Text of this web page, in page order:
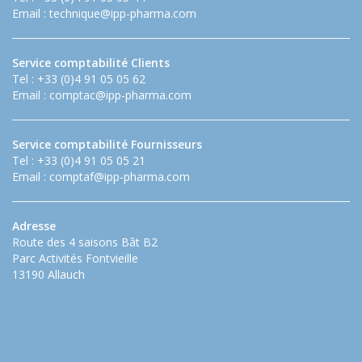
Email : technique@ipp-pharma.com
Service comptabilité Clients
Tel : +33 (0)4 91 05 05 62
Email : comptac@ipp-pharma.com
Service comptabilité Fournisseurs
Tel : +33 (0)4 91 05 05 21
Email : comptaf@ipp-pharma.com
Adresse
Route des 4 saisons Bât B2
Parc Activités Fontvieille
13190 Allauch